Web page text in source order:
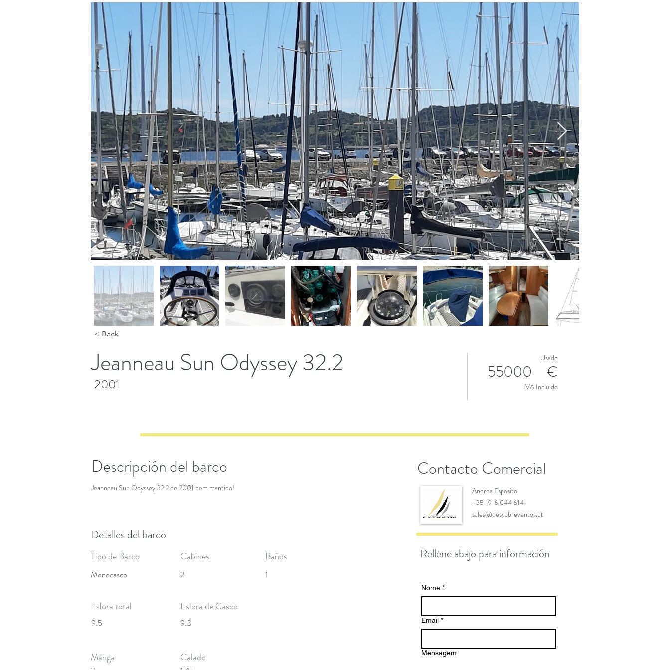
< Back
Jeanneau Sun Odyssey 32.2
2001
Usado
55000 €
IVA Incluido
Descripción del barco
Jeanneau Sun Odyssey 32.2 de 2001 bem mantido!
Detalles del barco
Tipo de Barco
Monocasco
Cabines Baños
2 1
Eslora total
9.5
Eslora de Casco
9.3
Manga Calado
Contacto Comercial
Andrea Esposito
+351 916 044 614
sales@descobreventos.pt
Rellene abajo para información
Nome *
Email *
Mensagem